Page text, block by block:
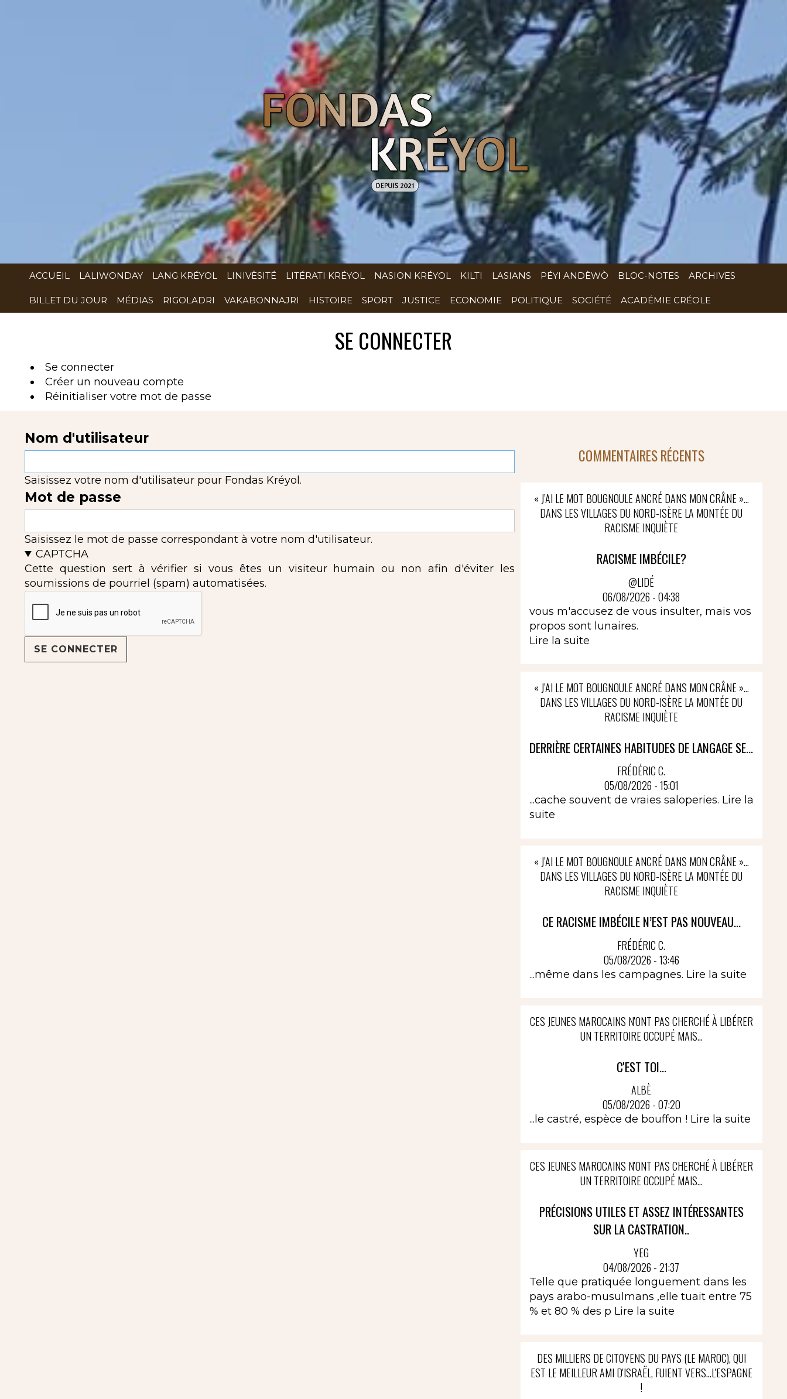
ACCUEIL LALIWONDAY LANG KRÉYOL LINIVÈSITÉ LITÉRATI KRÉYOL NASION KRÉYOL KILTI LASIANS PÉYI ANDÈWÒ BLOC-NOTES ARCHIVES
BILLET DU JOUR MÉDIAS RIGOLADRI VAKABONNAJRI HISTOIRE SPORT JUSTICE ECONOMIE POLITIQUE SOCIÉTÉ ACADÉMIE CRÉOLE
SE CONNECTER
Se connecter
actif)
Créer un nouveau compte
Réinitialiser votre mot de passe
Nom d'utilisateur
Saisissez votre nom d'utilisateur pour Fondas Kréyol.
Mot de passe
Saisissez le mot de passe correspondant à votre nom d'utilisateur.
CAPTCHA
Cette question sert à vérifier si vous êtes un visiteur humain ou non afin d'éviter les
soumissions de pourriel (spam) automatisées.
COMMENTAIRES RÉCENTS
« J’AI LE MOT BOUGNOULE ANCRÉ DANS MON CRÂNE »…
DANS LES VILLAGES DU NORD-ISÈRE LA MONTÉE DU
RACISME INQUIÈTE
RACISME IMBÉCILE?
@LIDÉ
06/08/2026 - 04:38
vous m'accusez de vous insulter, mais vos
propos sont lunaires.
Lire la suite
« J’AI LE MOT BOUGNOULE ANCRÉ DANS MON CRÂNE »…
DANS LES VILLAGES DU NORD-ISÈRE LA MONTÉE DU
RACISME INQUIÈTE
DERRIÈRE CERTAINES HABITUDES DE LANGAGE SE...
FRÉDÉRIC C.
05/08/2026 - 15:01
...cache souvent de vraies saloperies. Lire la
suite
« J’AI LE MOT BOUGNOULE ANCRÉ DANS MON CRÂNE »…
DANS LES VILLAGES DU NORD-ISÈRE LA MONTÉE DU
RACISME INQUIÈTE
CE RACISME IMBÉCILE N’EST PAS NOUVEAU...
FRÉDÉRIC C.
05/08/2026 - 13:46
...même dans les campagnes. Lire la suite
CES JEUNES MAROCAINS N'ONT PAS CHERCHÉ À LIBÉRER
UN TERRITOIRE OCCUPÉ MAIS...
C'EST TOI...
ALBÈ
05/08/2026 - 07:20
...le castré, espèce de bouffon ! Lire la suite
CES JEUNES MAROCAINS N'ONT PAS CHERCHÉ À LIBÉRER
UN TERRITOIRE OCCUPÉ MAIS...
PRÉCISIONS UTILES ET ASSEZ INTÉRESSANTES
SUR LA CASTRATION..
YEG
04/08/2026 - 21:37
Telle que pratiquée longuement dans les
pays arabo-musulmans ,elle tuait entre 75
% et 80 % des p Lire la suite
DES MILLIERS DE CITOYENS DU PAYS (LE MAROC), QUI
EST LE MEILLEUR AMI D'ISRAËL, FUIENT VERS...L'ESPAGNE
!